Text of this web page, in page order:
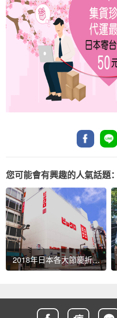
您可能會有興趣的人氣話題：
2018年日本各大節慶折扣